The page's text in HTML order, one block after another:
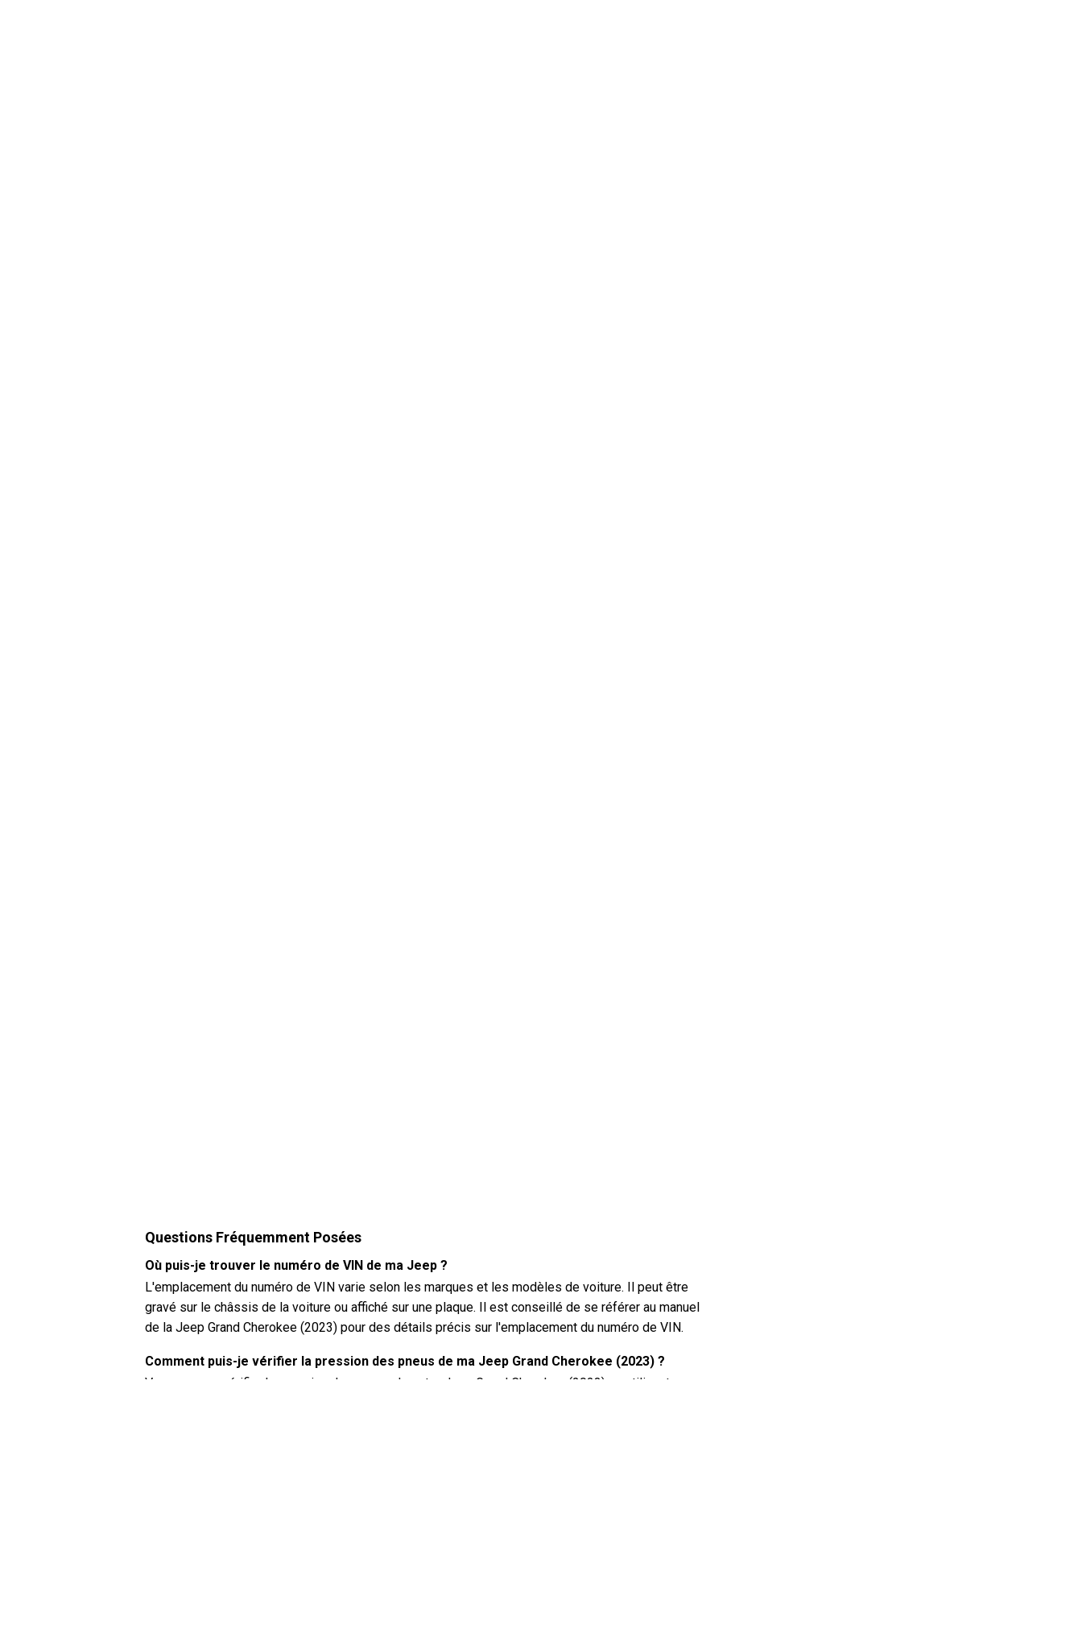
Questions Fréquemment Posées
Où puis-je trouver le numéro de VIN de ma Jeep ?
L'emplacement du numéro de VIN varie selon les marques et les modèles de voiture. Il peut être
gravé sur le châssis de la voiture ou affiché sur une plaque. Il est conseillé de se référer au manuel
de la Jeep Grand Cherokee (2023) pour des détails précis sur l'emplacement du numéro de VIN.
Comment puis-je vérifier la pression des pneus de ma Jeep Grand Cherokee (2023) ?
Vous pouvez vérifier la pression des pneus de votre Jeep Grand Cherokee (2023) en utilisant un